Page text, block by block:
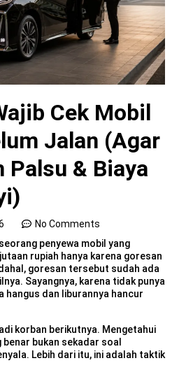
Cek Mobil
Jalan (Agar
Palsu & Biaya
No Comments
penyewa mobil yang
rupiah hanya karena goresan
goresan tersebut sudah ada
Sayangnya, karena tidak punya
hangus dan liburannya hancur
korban berikutnya. Mengetahui
benar bukan sekadar soal
Lebih dari itu, ini adalah taktik